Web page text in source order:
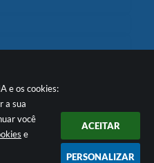
e os cookies:
a sua
você
e
ACEITAR
PERSONALIZAR